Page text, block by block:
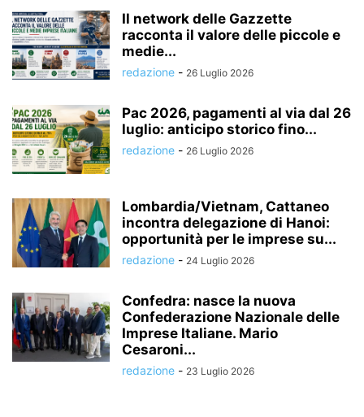
Il network delle Gazzette
racconta il valore delle piccole e
medie...
redazione - 26 Luglio 2026
Pac 2026, pagamenti al via dal 26
luglio: anticipo storico fino...
redazione - 26 Luglio 2026
Lombardia/Vietnam, Cattaneo
incontra delegazione di Hanoi:
opportunità per le imprese su...
redazione - 24 Luglio 2026
Confedra: nasce la nuova
Confederazione Nazionale delle
Imprese Italiane. Mario
Cesaroni...
redazione - 23 Luglio 2026